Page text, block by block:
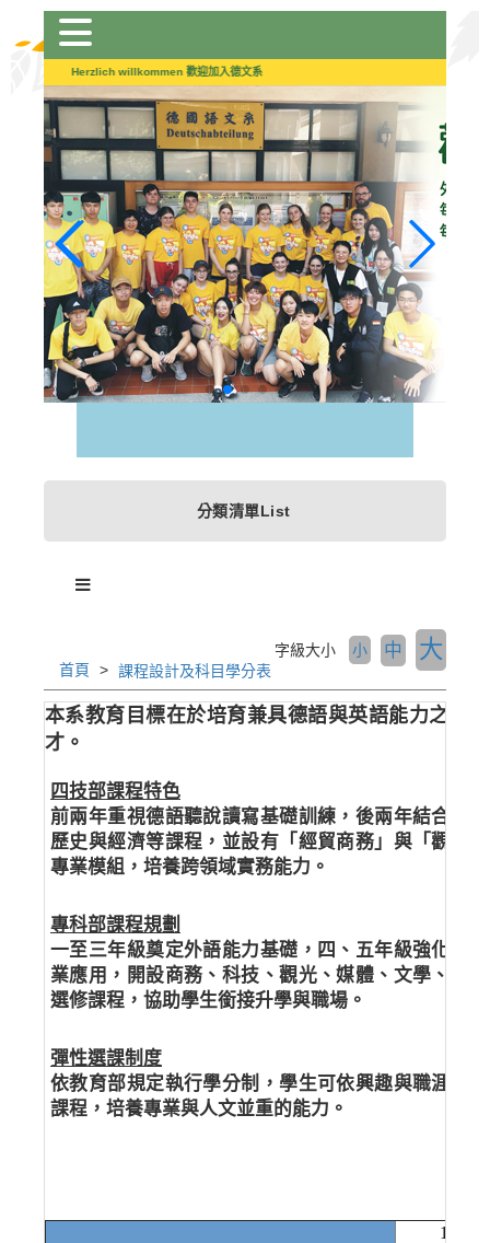
到
Herzlich willkommen 歡迎加入德文系
分類清單List
首頁 課程設計及科目學分表
字級大小 小 中 大
本系教育目標在於培育兼具德語與英語能力之雙
才。
四技部課程特色
前兩年重視德語聽說讀寫基礎訓練，後兩年結合德
歷史與經濟等課程，並設有「經貿商務」與「觀光
專業模組，培養跨領域實務能力。
專科部課程規劃
一至三年級奠定外語能力基礎，四、五年級強化文
業應用，開設商務、科技、觀光、媒體、文學、戲
選修課程，協助學生銜接升學與職場。
彈性選課制度
依教育部規定執行學分制，學生可依興趣與職涯需
課程，培養專業與人文並重的能力。
114